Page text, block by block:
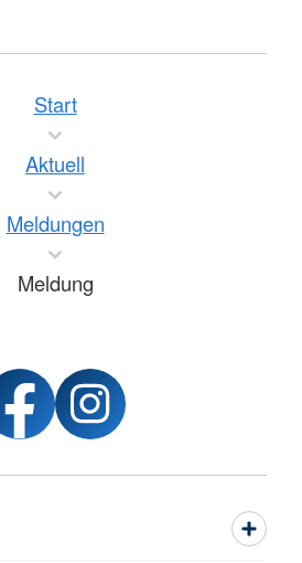
Start
Aktuell
Meldungen
Meldung